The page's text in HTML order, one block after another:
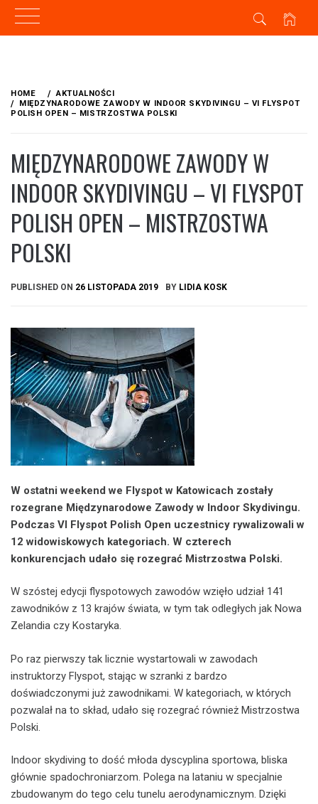
content
HOME
AKTUALNOŚCI
MIĘDZYNARODOWE ZAWODY W INDOOR SKYDIVINGU – VI FLYSPOT
POLISH OPEN – MISTRZOSTWA POLSKI
MIĘDZYNARODOWE ZAWODY W
INDOOR SKYDIVINGU – VI FLYSPOT
POLISH OPEN – MISTRZOSTWA
POLSKI
PUBLISHED ON 26 LISTOPADA 2019 BY LIDIA KOSK
W ostatni weekend we Flyspot w Katowicach zostały
rozegrane Międzynarodowe Zawody w Indoor Skydivingu.
Podczas VI Flyspot Polish Open uczestnicy rywalizowali w
12 widowiskowych kategoriach. W czterech
konkurencjach udało się rozegrać Mistrzostwa Polski.
W szóstej edycji flyspotowych zawodów wzięło udział 141
zawodników z 13 krajów świata, w tym tak odległych jak Nowa
Zelandia czy Kostaryka.
Po raz pierwszy tak licznie wystartowali w zawodach
instruktorzy Flyspot, stając w szranki z bardzo
doświadczonymi już zawodnikami. W kategoriach, w których
pozwalał na to skład, udało się rozegrać również Mistrzostwa
Polski.
Indoor skydiving to dość młoda dyscyplina sportowa, bliska
głównie spadochroniarzom. Polega na lataniu w specjalnie
zbudowanym do tego celu tunelu aerodynamicznym. Dzięki